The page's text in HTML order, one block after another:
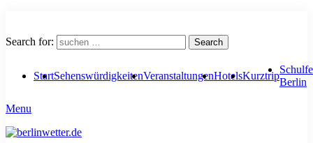
Search for: Search
StartSehenswürdigkeitenVeranstaltungenHotelsKurztrip
Berlin
Menu